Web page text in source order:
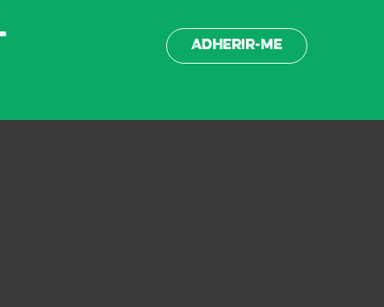
Adherir-me